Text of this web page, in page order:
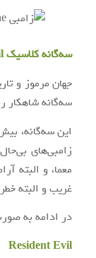
سه‌گانه کلاسیک Resident Evil (شیطان مقیم)
جهان مرموز و
سه‌گانه شاهکار
این سه‌گانه،
زامبی‌های
معما، و البته
غریب و البته
در ادامه به
Resident Evil